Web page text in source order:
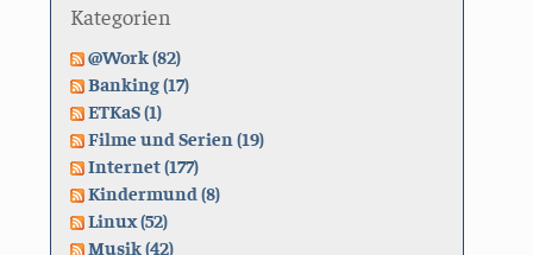
Kategorien
@Work (82)
Banking (17)
ETKaS (1)
Filme und Serien (19)
Internet (177)
Kindermund (8)
Linux (52)
Musik (42)